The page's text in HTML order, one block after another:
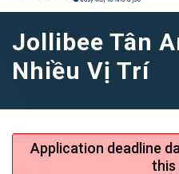
Jollibee Tân
Nhiều Vị Trí
Application deadline
this